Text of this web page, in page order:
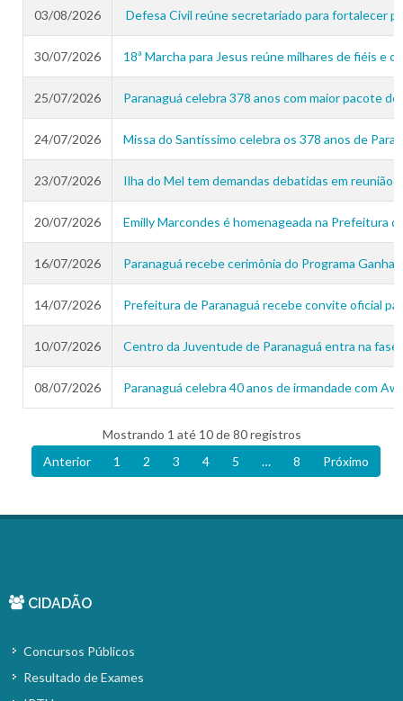
03/08/2026 Defesa Civil reúne secretariado para fortalecer
30/07/2026 18ª Marcha para Jesus reúne milhares de fiéis e
25/07/2026 Paranaguá celebra 378 anos com maior pacote
24/07/2026 Missa do Santíssimo celebra os 378 anos de
23/07/2026 Ilha do Mel tem demandas debatidas em
20/07/2026 Emilly Marcondes é homenageada na Prefeitura
16/07/2026 Paranaguá recebe cerimônia do Programa
14/07/2026 Prefeitura de Paranaguá recebe convite oficial
10/07/2026 Centro da Juventude de Paranaguá entra na
08/07/2026 Paranaguá celebra 40 anos de irmandade com
Mostrando 1 até 10 de 80 registros
Anterior
1 2 3 4 5 … 8 Próximo
CIDADÃO
Concursos Públicos
Resultado de Exames